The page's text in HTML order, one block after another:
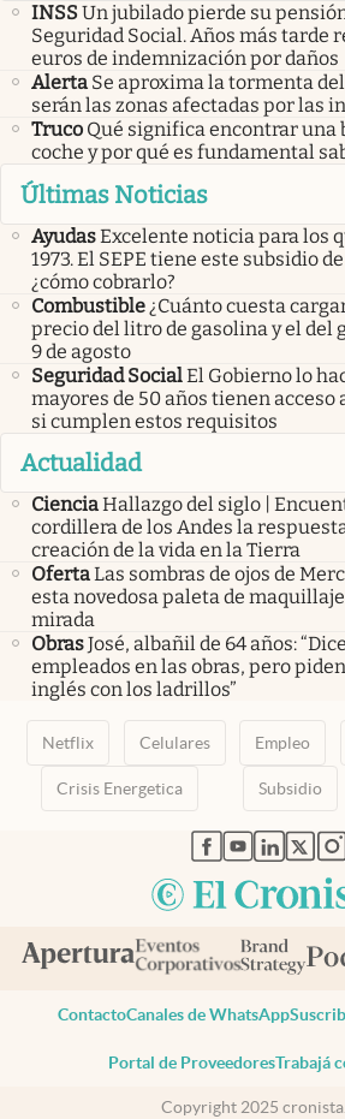
INSSUn jubilado pierde su
Seguridad Social. Años más tarde
euros de indemnización por daños
Alerta Se aproxima la tormenta
serán las zonas afectadas por las
Truco Qué significa encontrar una
coche y por qué es fundamental
Últimas Noticias
AyudasExcelente noticia para los
1973. El SEPE tiene este subsidio
¿cómo cobrarlo?
Combustible ¿Cuánto cuesta
precio del litro de gasolina y el del
9 de agosto
Seguridad SocialEl Gobierno lo
mayores de 50 años tienen acceso
si cumplen estos requisitos
Actualidad
CienciaHallazgo del siglo |
cordillera de los Andes la
creación de la vida en la Tierra
OfertaLas sombras de ojos de
esta novedosa paleta de
mirada
ObrasJosé, albañil de 64 años:
empleados en las obras, pero
inglés con los ladrillos”
Netflix Celulares Empleo
Crisis Energetica Subsidio
abre en nueva
abre en
abre
ContactoCanales de WhatsApp
Portal de ProveedoresTrabajá
Copyright 2025